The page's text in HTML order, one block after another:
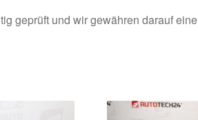
geprüft und wir gewähren darauf eine